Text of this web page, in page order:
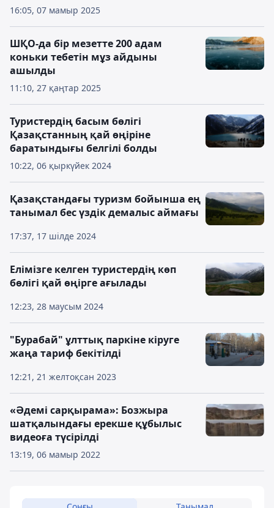
16:05, 07 мамыр 2025
11:10, 27 қаңтар 2025
ШҚО-да бір мезетте 200 адам
коньки тебетін мұз айдыны
ашылды
10:22, 06 қыркүйек 2024
Туристердің басым бөлігі
Қазақстанның қай өңіріне
баратындығы белгілі болды
17:37, 17 шілде 2024
Қазақстандағы туризм бойынша ең
танымал бес үздік демалыс аймағы
12:23, 28 маусым 2024
Елімізге келген туристердің көп
бөлігі қай өңірге ағылады
12:21, 21 желтоқсан 2023
"Бурабай" ұлттық паркіне кіруге
жаңа тариф бекітілді
13:19, 06 мамыр 2022
«Әдемі сарқырама»: Бозжыра
шатқалындағы ерекше құбылыс
видеоға түсірілді